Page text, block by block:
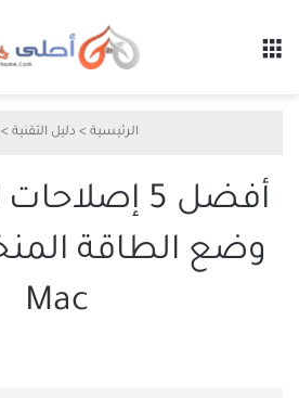
الرئيسية > دليل التقنية >
أفضل 5
وضع الطاقة
Mac